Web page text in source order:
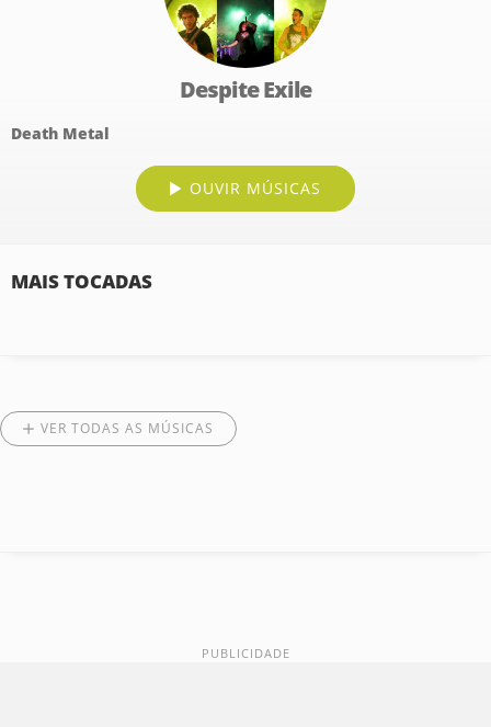
Despite Exile
Death Metal
OUVIR MÚSICAS
MAIS TOCADAS
VER TODAS AS MÚSICAS